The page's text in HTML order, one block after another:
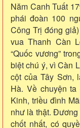
Năm Canh Tuất
phái đoàn 100
Công Trị đóng
vua Thanh Càn
“Quốc vương”
biệt chú ý, vì Càn
cột của Tây Sơn,
Hà. Về chuyện
Kinh, triều đình
như là thật.
chốt nhất, có